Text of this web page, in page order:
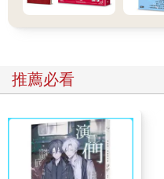
推薦必看